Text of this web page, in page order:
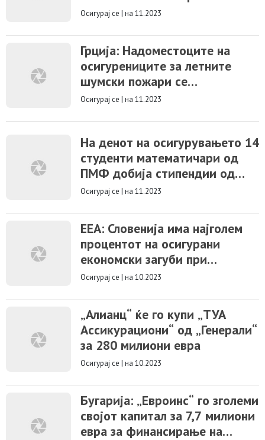
купопродажба на половни
Осигурај се | на 11.2023
Грција: Надоместоците на
осигурениците за летните
шумски пожари се
проценуваат на 49 милиони
Осигурај се | на 11.2023
На денот на осигурувањето 14
студенти математичари од
ПМФ добија стипендии од
осигурителните компании
Осигурај се | на 11.2023
ЕЕА: Словенија има најголем
процентот на осигурани
економски загуби при
катастрофи во
Осигурај се | на 10.2023
„Алианц“ ќе го купи „ТУА
Ассикурациони“ од „Генерали“
за 280 милиони евра
Осигурај се | на 10.2023
Бугарија: „Евроинс“ го зголеми
својот капитал за 7,7 милиони
евра за финансирање на